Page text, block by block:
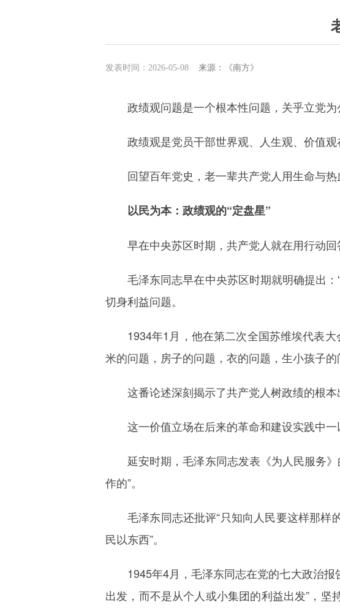
发表时间：2026-05-08 来源：《南方》
政绩观问题是一个根本性问题，关乎立党为
政绩观是党员干部世界观、人生观、价值观
回望百年党史，老一辈共产党人用生命与
以民为本：政绩观的“定盘星”
早在中央苏区时期，共产党人就在用行动
毛泽东同志早在中央苏区时期就明确提出
切身利益问题。
1934年1月，他在第二次全国苏维埃代表
米的问题，房子的问题，衣的问题，生小孩子的
这番论述深刻揭示了共产党人树政绩的根
这一价值立场在后来的革命和建设实践中一
延安时期，毛泽东同志发表《为人民服务
作的”。
毛泽东同志还批评“只知向人民要这样那样
民以东西”。
1945年4月，毛泽东同志在党的七大政治报
出发，而不是从个人或小集团的利益出发”，坚